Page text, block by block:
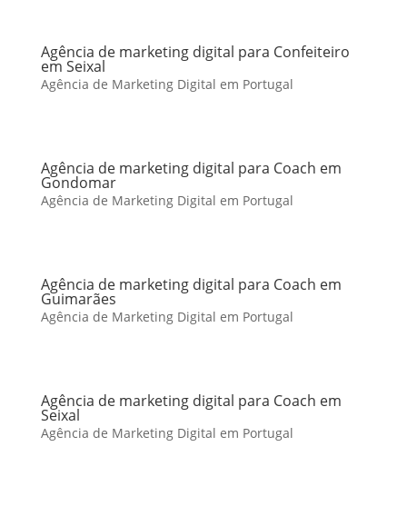
Agência de marketing digital para Confeiteiro
em Seixal
Agência de Marketing Digital em Portugal
Agência de marketing digital para Coach em
Gondomar
Agência de Marketing Digital em Portugal
Agência de marketing digital para Coach em
Guimarães
Agência de Marketing Digital em Portugal
Agência de marketing digital para Coach em
Seixal
Agência de Marketing Digital em Portugal